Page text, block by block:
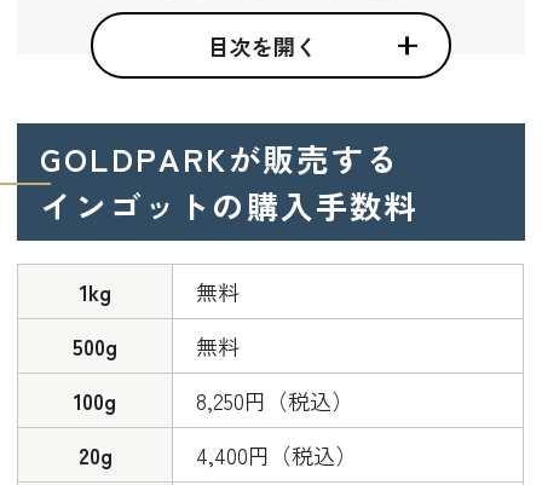
をクリアした金地金
国際的に認められているため不安な
三菱を象徴するスリーダイヤが大切
な資産を守る
GOLDPARKの会社情報
目次を開く
GOLDPARKが販売する
インゴットの購入手数料
1kg
無料
500g
無料
100g
8,250円（税込）
20g
4,400円（税込）